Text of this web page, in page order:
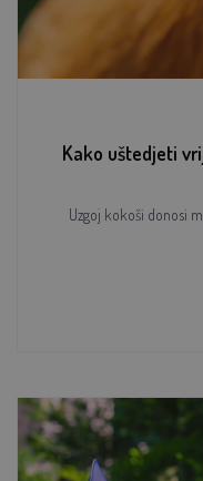
Kako uštedjeti
Uzgoj kokoši donosi